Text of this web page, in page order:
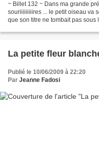
~ Billet 132 ~ Dans ma grande
souriiiiiiiiires ... le petit oiseau va
que son titre ne tombait pas
La petite fleur
Publié le 10/06/2009 à 22:20
Par Jeanne Fadosi